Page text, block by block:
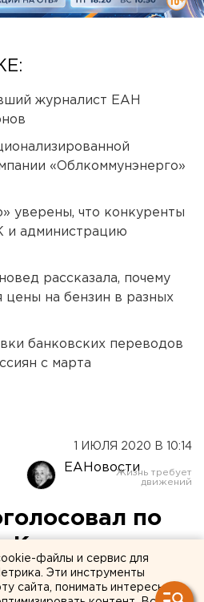
журналист ЕАН
«Облкоммунэнерго»
уверены, что конкуренты
и администрацию
рассказала, почему
цены на бензин в разных
банковских переводов
с марта
1 ИЮЛЯ 2020 В 10:14
ЕАНовости
по
Конституции и
(ФОТО)
файлы и сервис для
Эти инструменты
сайта, понимать интересы